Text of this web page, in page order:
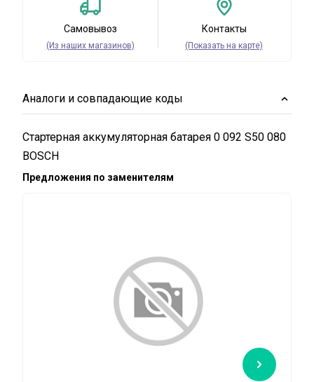
Самовывоз
(Из наших магазинов)
Контакты
(Показать на карте)
Аналоги и совпадающие коды
Стартерная аккумуляторная батарея 0 092 S50 080
BOSCH
Предложения по заменителям